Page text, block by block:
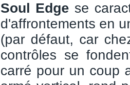
Soul Edge se
d'affrontements en
(par défaut, car
contrôles se
carré pour un coup